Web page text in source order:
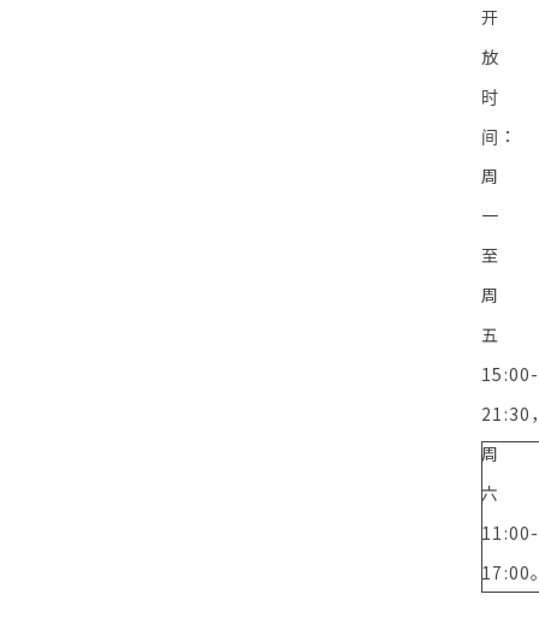
开
放
时
间：
周
一
至
周
五
15:00-
21:30
周
六
11:00-
17:00